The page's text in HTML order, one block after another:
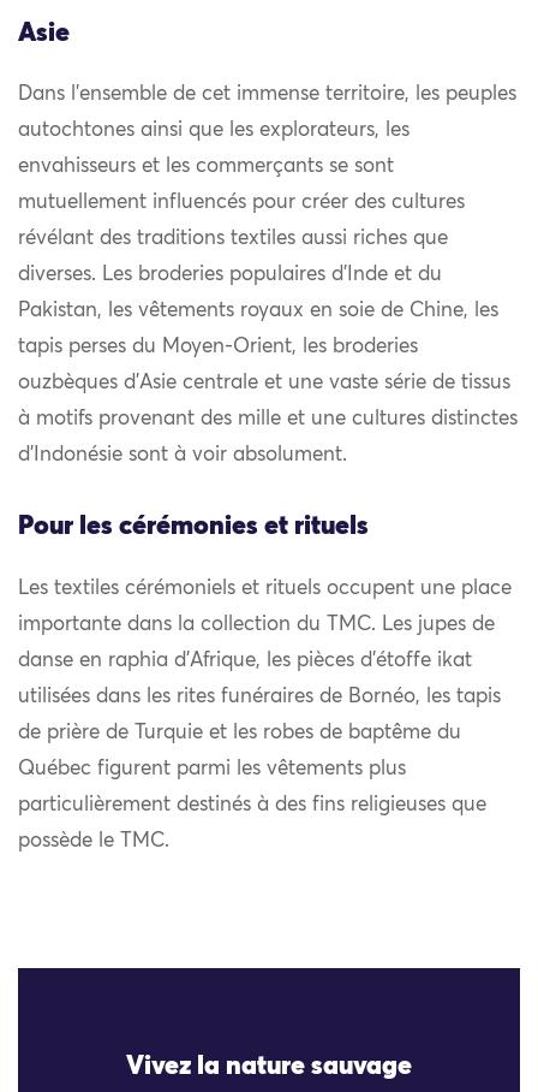
Asie
Dans l’ensemble de cet immense territoire, les peuples
autochtones ainsi que les explorateurs, les
envahisseurs et les commerçants se sont
mutuellement influencés pour créer des cultures
révélant des traditions textiles aussi riches que
diverses. Les broderies populaires d’Inde et du
Pakistan, les vêtements royaux en soie de Chine, les
tapis perses du Moyen-Orient, les broderies
ouzbèques d’Asie centrale et une vaste série de tissus
à motifs provenant des mille et une cultures distinctes
d’Indonésie sont à voir absolument.
Pour les cérémonies et rituels
Les textiles cérémoniels et rituels occupent une place
importante dans la collection du TMC. Les jupes de
danse en raphia d’Afrique, les pièces d’étoffe ikat
utilisées dans les rites funéraires de Bornéo, les tapis
de prière de Turquie et les robes de baptême du
Québec figurent parmi les vêtements plus
particulièrement destinés à des fins religieuses que
possède le TMC.
Vivez la nature sauvage